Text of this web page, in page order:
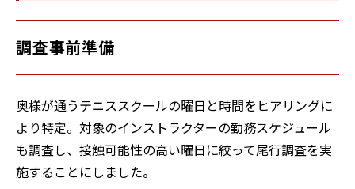
調査事前準備
奥様が通うテニススクールの曜日と時間をヒアリングに
より特定。対象のインストラクターの勤務スケジュール
も調査し、接触可能性の高い曜日に絞って尾行調査を実
施することにしました。